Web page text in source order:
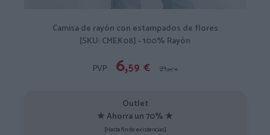
Camisa de rayón con estampados de flores
[SKU: CMEK08] - 100% Rayón
PVP:
6,59 € 21,95 €
Outlet
★ Ahorra un 70% ★
[Hasta fin de existencias]